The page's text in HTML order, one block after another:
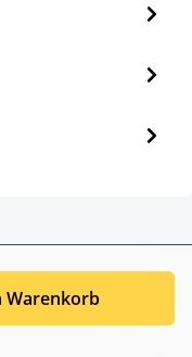
Warenkorb